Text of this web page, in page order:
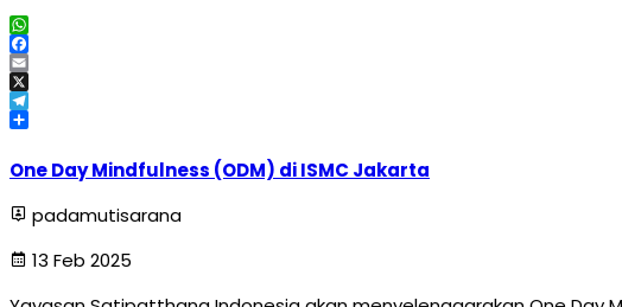
WhatsApp
Facebook
Email
X
Telegram
One Day Mindfulness (ODM) di ISMC Jakarta
padamutisarana
13 Feb 2025